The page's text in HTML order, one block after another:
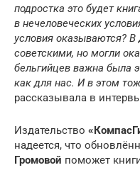
подростка это будет
в нечеловеческих
условия оказываются? В
советскими, но могли
бельгийцев важна была
как для нас. И в этом
рассказывала в
Издательство
надеется, что
Громовой поможет